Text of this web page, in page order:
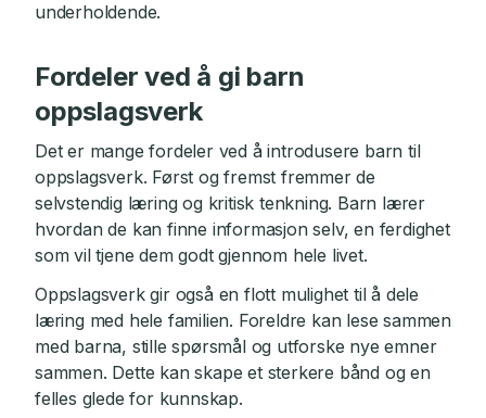
underholdende.
Fordeler ved å gi barn
oppslagsverk
Det er mange fordeler ved å introdusere barn til
oppslagsverk. Først og fremst fremmer de
selvstendig læring og kritisk tenkning. Barn lærer
hvordan de kan finne informasjon selv, en ferdighet
som vil tjene dem godt gjennom hele livet.
Oppslagsverk gir også en flott mulighet til å dele
læring med hele familien. Foreldre kan lese sammen
med barna, stille spørsmål og utforske nye emner
sammen. Dette kan skape et sterkere bånd og en
felles glede for kunnskap.